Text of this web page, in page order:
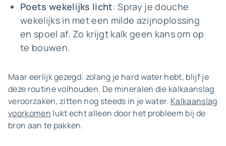
Poets wekelijks licht: Spray je douche
wekelijks in met een milde azijnoplossing
en spoel af. Zo krijgt kalk geen kans om op
te bouwen.
Maar eerlijk gezegd: zolang je hard water hebt, blijf je
deze routine volhouden. De mineralen die kalkaanslag
veroorzaken, zitten nog steeds in je water. Kalkaanslag
voorkomen lukt echt alleen door het probleem bij de
bron aan te pakken.